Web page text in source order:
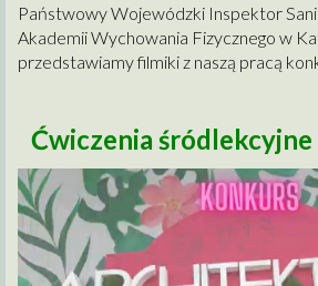
Państwowy Wojewódzki Inspektor
Akademii Wychowania Fizycznego w
przedstawiamy filmiki z naszą pracą
Ćwiczenia